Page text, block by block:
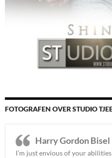
FOTOGRAFEN OVER STUDIO
Harry Gordon Bisel
I’m just envious of your